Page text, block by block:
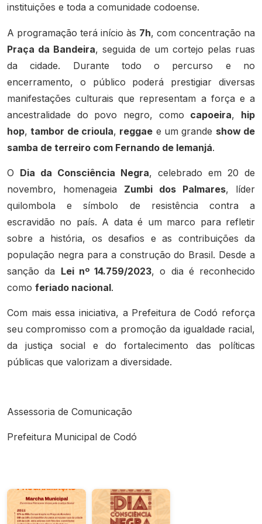
instituições e toda a comunidade codoense.
A programação terá início às 7h, com concentração na
Praça da Bandeira, seguida de um cortejo pelas ruas
da cidade. Durante todo o percurso e no
encerramento, o público poderá prestigiar diversas
manifestações culturais que representam a força e a
ancestralidade do povo negro, como capoeira, hip
hop,tambor de crioula, reggae e um grande show de
samba de terreiro com Fernando de Iemanjá.
O Dia da Consciência Negra, celebrado em 20 de
novembro, homenageia Zumbi dos Palmares, líder
quilombola e símbolo de resistência contra a
escravidão no país. A data é um marco para refletir
sobre a história, os desafios e as contribuições da
população negra para a construção do Brasil. Desde a
sanção da Lei nº 14.759/2023, o dia é reconhecido
como feriado nacional.
Com mais essa iniciativa, a Prefeitura de Codó reforça
seu compromisso com a promoção da igualdade racial,
da justiça social e do fortalecimento das políticas
públicas que valorizam a diversidade.
Assessoria de Comunicação
Prefeitura Municipal de Codó